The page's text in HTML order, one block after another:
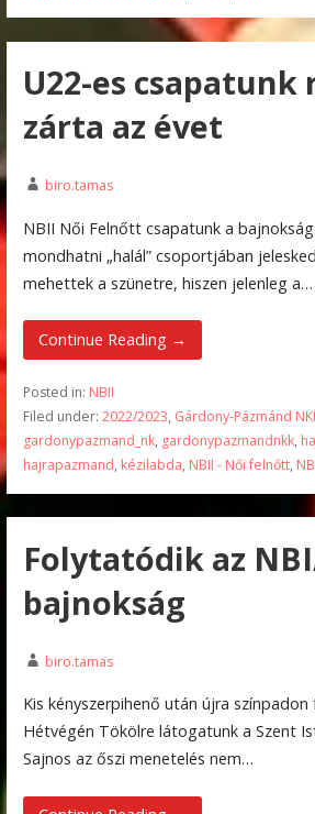
U22-es csapatunk
zárta az évet
biro.tamas
NBII Női Felnőtt csapatunk a
mondhatni „halál” csoportjában
mehettek a szünetre, hiszen jelenleg a…
Continue Reading →
Posted in: NBII
Filed under: 2022/2023, Gárdony-Pázmánd
gardonypazmand_nk, gardonypazmandnkk,
hajrapazmand, kézilabda, NBII - Női felnőtt,
Folytatódik az
bajnokság
biro.tamas
Kis kényszerpihenő után újra
Hétvégén Tökölre látogatunk a Szent
Sajnos az őszi menetelés nem…